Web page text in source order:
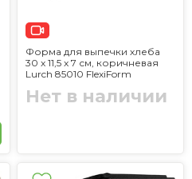
Форма для выпечки хлеба
30 x 11,5 x 7 см, коричневая
Lurch 85010 FlexiForm
Нет в наличии